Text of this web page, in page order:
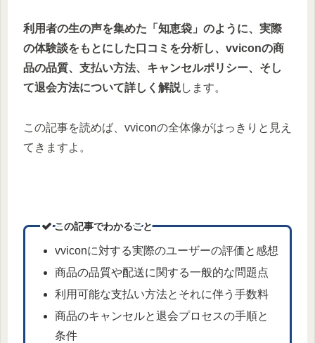
利用者の生の声を集めた「知恵袋」のように、実際
の体験談をもとにした口コミを分析し、vviconの商
品の品質、支払い方法、キャンセルポリシー、そし
て退会方法について詳しく解説します。
この記事を読めば、vviconの全体像がはっきりと見え
てきますよ。
この記事でわかること
vviconに対する実際のユーザーの評価と感想
商品の品質や配送に関する一般的な問題点
利用可能な支払い方法とそれに伴う手数料
商品のキャンセルと退会プロセスの手順と
条件